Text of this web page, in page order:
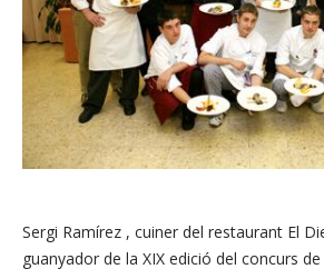
Sergi Ramírez , cuiner del restaurant El
guanyador de la XIX edició del concurs